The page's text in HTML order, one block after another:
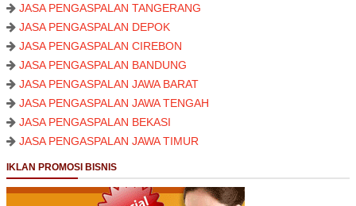
JASA PENGASPALAN TANGERANG
JASA PENGASPALAN DEPOK
JASA PENGASPALAN CIREBON
JASA PENGASPALAN BANDUNG
JASA PENGASPALAN JAWA BARAT
JASA PENGASPALAN JAWA TENGAH
JASA PENGASPALAN BEKASI
JASA PENGASPALAN JAWA TIMUR
IKLAN PROMOSI BISNIS